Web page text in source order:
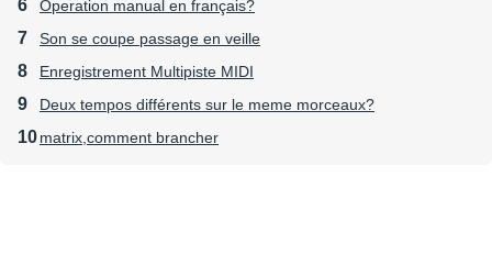
Operation manual en français?
Son se coupe passage en veille
Enregistrement Multipiste MIDI
Deux tempos différents sur le meme morceaux?
matrix,comment brancher